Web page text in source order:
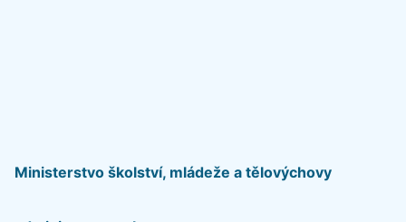
Ministerstvo školství, mládeže a tělovýchovy